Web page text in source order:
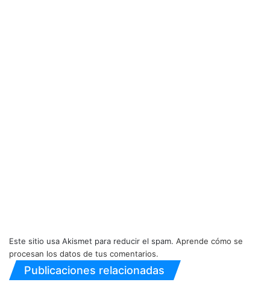
Este sitio usa Akismet para reducir el spam. Aprende cómo se
procesan los datos de tus comentarios.
Publicaciones relacionadas